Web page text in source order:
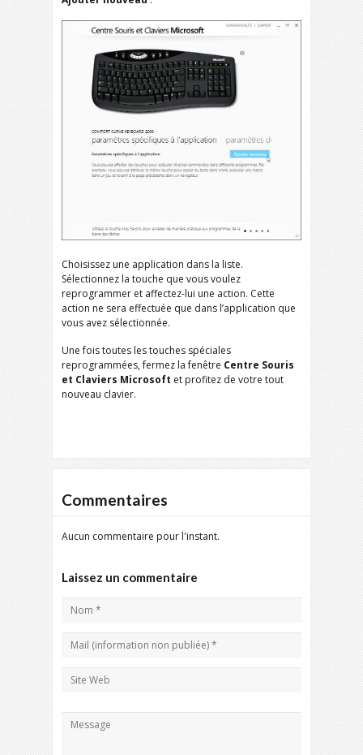
Choisissez une application dans la liste.
Sélectionnez la touche que vous voulez
reprogrammer et affectez-lui une action. Cette
action ne sera effectuée que dans l’application que
vous avez sélectionnée.
Une fois toutes les touches spéciales
reprogrammées, fermez la fenêtre Centre Souris
et Claviers Microsoft et profitez de votre tout
nouveau clavier.
Commentaires
Aucun commentaire pour l'instant.
Laissez un commentaire